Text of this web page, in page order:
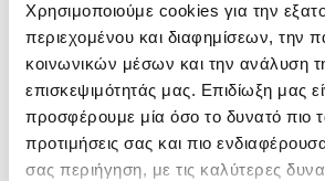
Χρησιμοποιούμε cookies για την
περιεχομένου και διαφημίσεων, την
κοινωνικών μέσων και την ανάλυση
επισκεψιμότητάς μας. Επιδίωξη μας
προσφέρουμε μία όσο το δυνατό πιο
προτιμήσεις σας και πιο
σας περιήγηση, με τις καλύτερες